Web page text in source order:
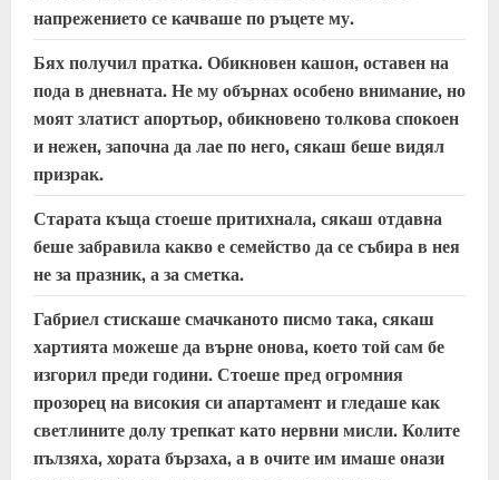
напрежението се качваше по ръцете му.
Бях получил пратка. Обикновен кашон, оставен на
пода в дневната. Не му обърнах особено внимание, но
моят златист апортьор, обикновено толкова спокоен
и нежен, започна да лае по него, сякаш беше видял
призрак.
Старата къща стоеше притихнала, сякаш отдавна
беше забравила какво е семейство да се събира в нея
не за празник, а за сметка.
Габриел стискаше смачканото писмо така, сякаш
хартията можеше да върне онова, което той сам бе
изгорил преди години. Стоеше пред огромния
прозорец на високия си апартамент и гледаше как
светлините долу трепкат като нервни мисли. Колите
пълзяха, хората бързаха, а в очите им имаше онази